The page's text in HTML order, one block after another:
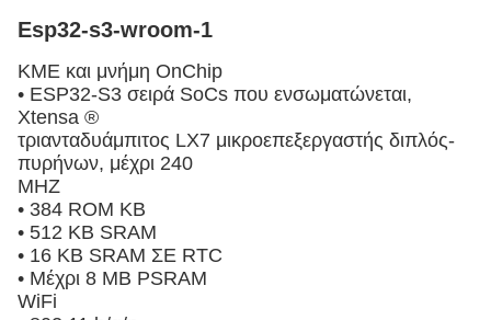
Esp32-s3-wroom-1
ΚΜΕ και μνήμη OnChip
• ESP32-S3 σειρά SoCs που ενσωματώνεται,
Xtensa ®
τριανταδυάμπιτος LX7 μικροεπεξεργαστής διπλός-
πυρήνων, μέχρι 240
MHZ
• 384 ROM KB
• 512 KB SRAM
• 16 KB SRAM ΣΕ RTC
• Μέχρι 8 ΜΒ PSRAM
WiFi